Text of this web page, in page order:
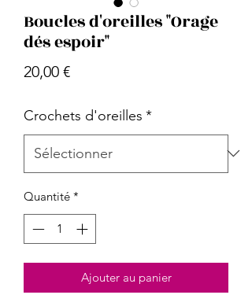
Boucles d'oreilles "Orage
dés espoir"
20,00 €Prix
Crochets d'oreilles *
Quantité *
Ajouter au panier